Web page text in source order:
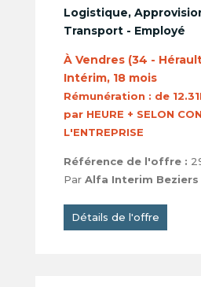
Logistique,
Transport - Employé
À Vendres (34 -
Intérim, 18 mois
Rémunération : de
par HEURE + SELON
L'ENTREPRISE
Référence de l'offre :
Par Alfa Interim Beziers
Détails de l'offre